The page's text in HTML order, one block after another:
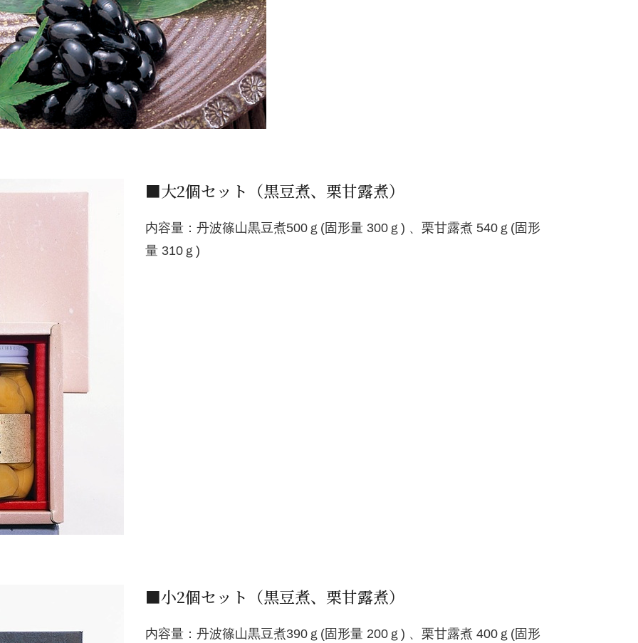
■大2個セット（黒豆煮、栗甘露煮）
内容量：丹波篠山黒豆煮500ｇ(固形量 300ｇ) 、栗甘露煮 540ｇ(固形
量 310ｇ)
■小2個セット（黒豆煮、栗甘露煮）
内容量：丹波篠山黒豆煮390ｇ(固形量 200ｇ) 、栗甘露煮 400ｇ(固形